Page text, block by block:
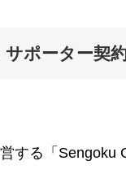
ポーター契
する「Sengoku